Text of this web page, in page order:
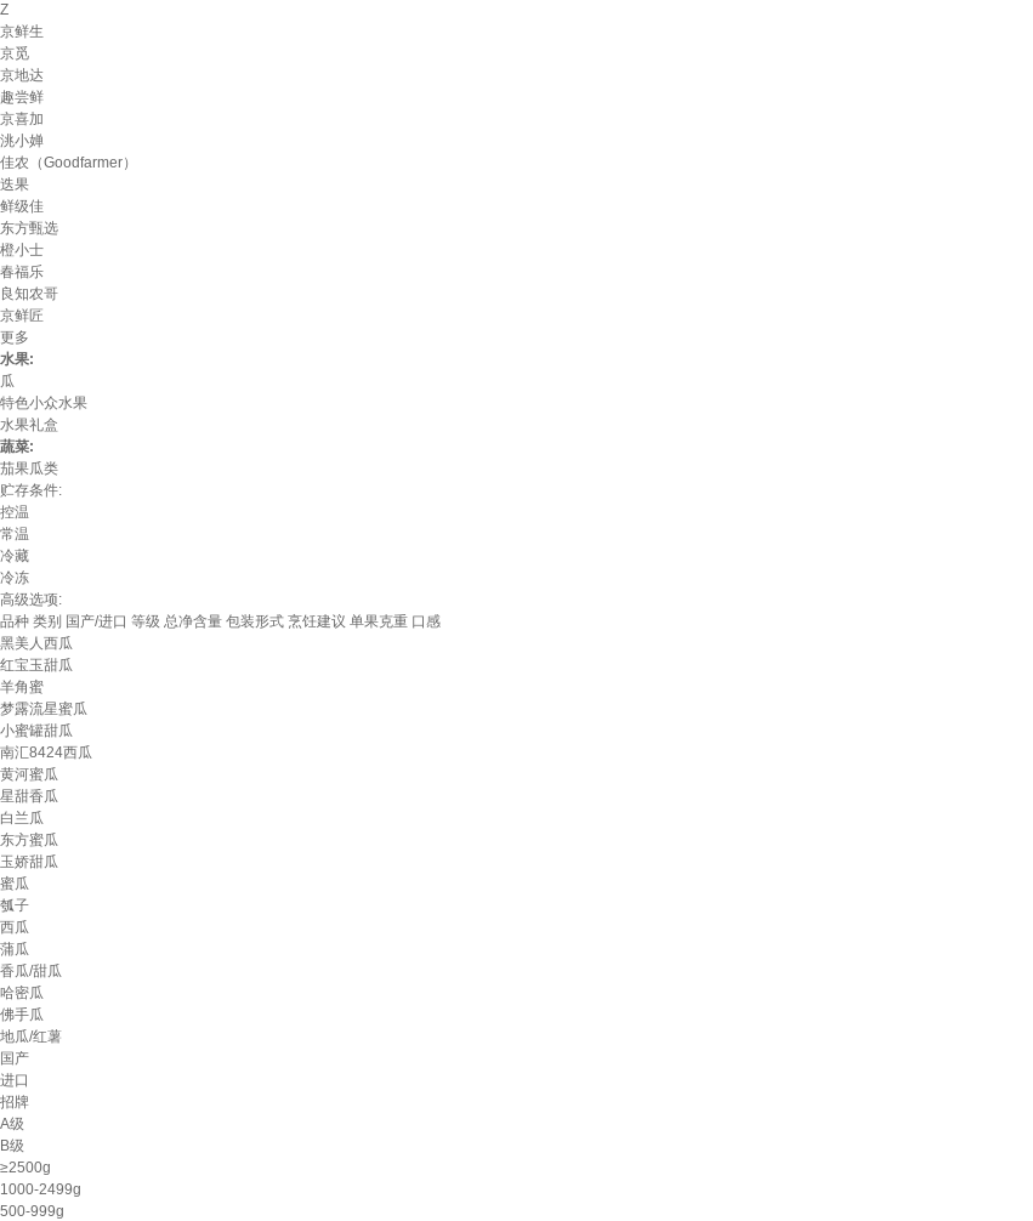
Z
京鲜生
京觅
京地达
趣尝鲜
京喜加
洮小婵
佳农（Goodfarmer）
迭果
鲜级佳
东方甄选
橙小士
春福乐
良知农哥
京鲜匠
更多
水果:
瓜
特色小众水果
水果礼盒
蔬菜:
茄果瓜类
贮存条件:
控温
常温
冷藏
冷冻
高级选项:
品种 类别 国产/进口 等级 总净含量 包装形式 烹饪建议 单果克重 口感
黑美人西瓜
红宝玉甜瓜
羊角蜜
梦露流星蜜瓜
小蜜罐甜瓜
南汇8424西瓜
黄河蜜瓜
星甜香瓜
白兰瓜
东方蜜瓜
玉娇甜瓜
蜜瓜
瓠子
西瓜
蒲瓜
香瓜/甜瓜
哈密瓜
佛手瓜
地瓜/红薯
国产
进口
招牌
A级
B级
≥2500g
1000-2499g
500-999g